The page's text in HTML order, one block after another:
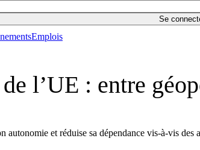
Se
Emplois
l’UE : entre
et réduise sa dépendance vis-à-vis